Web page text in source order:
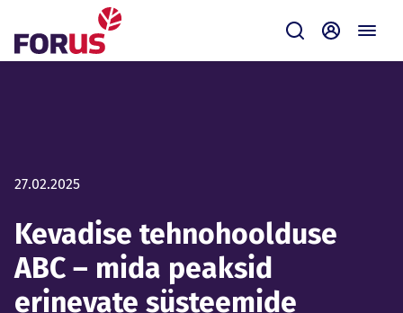
Saada
27.02.2025
Kevadise tehnohoolduse
ABC – mida peaksid
erinevate süsteemide